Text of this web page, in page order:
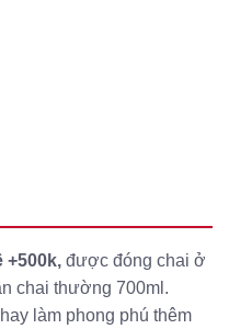
+500k, được đóng chai ở
chai thường 700ml.
làm phong phú thêm